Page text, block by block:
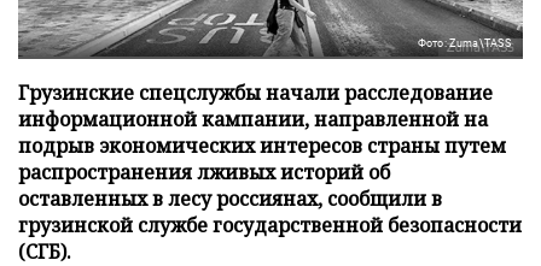
Фото: Zuma\TASS
Грузинские спецслужбы начали расследование
информационной кампании, направленной на
подрыв экономических интересов страны путем
распространения лживых историй об
оставленных в лесу россиянах, сообщили в
грузинской службе государственной безопасности
(СГБ).